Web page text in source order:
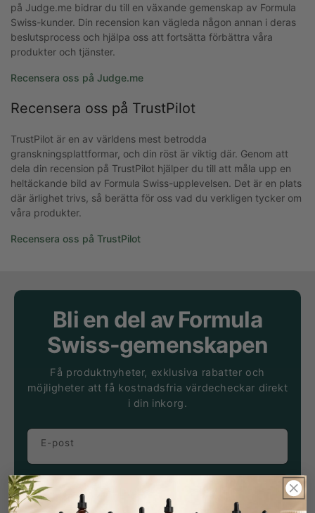
på Judge.me bidrar du till en växande gemenskap av Formula
Swiss-kunder. Din recension kan vägleda någon annan i deras
beslutsprocess och hjälpa oss att fortsätta förbättra våra
produkter och tjänster.
Recensera oss på Judge.me
Recensera oss på TrustPilot
TrustPilot är en av världens mest betrodda
granskningsplattformar, och din röst är viktig där. Genom att
dela din recension på TrustPilot hjälper du till att måla upp en
heltäckande bild av Formula Swiss-upplevelsen. Det är en plats
där ärlighet trivs, så berätta för oss vad du verkligen tycker om
våra produkter.
Recensera oss på TrustPilot
Bli en del av Formula
Swiss-gemenskapen
Få produktnyheter, exklusiva rabatter och
möjligheter att få kostnadsfria värdecheckar direkt
i din inkorg.
E-post